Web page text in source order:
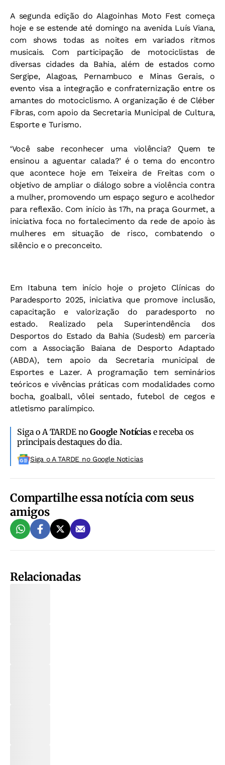
A segunda edição do Alagoinhas Moto Fest começa
hoje e se estende até domingo na avenida Luís Viana,
com shows todas as noites em variados ritmos
musicais. Com participação de motociclistas de
diversas cidades da Bahia, além de estados como
Sergipe, Alagoas, Pernambuco e Minas Gerais, o
evento visa a integração e confraternização entre os
amantes do motociclismo. A organização é de Cléber
Fibras, com apoio da Secretaria Municipal de Cultura,
Esporte e Turismo.
‘Você sabe reconhecer uma violência? Quem te
ensinou a aguentar calada?’ é o tema do encontro
que acontece hoje em Teixeira de Freitas com o
objetivo de ampliar o diálogo sobre a violência contra
a mulher, promovendo um espaço seguro e acolhedor
para reflexão. Com início às 17h, na praça Gourmet, a
iniciativa foca no fortalecimento da rede de apoio às
mulheres em situação de risco, combatendo o
silêncio e o preconceito.
Em Itabuna tem início hoje o projeto Clínicas do
Paradesporto 2025, iniciativa que promove inclusão,
capacitação e valorização do paradesporto no
estado. Realizado pela Superintendência dos
Desportos do Estado da Bahia (Sudesb) em parceria
com a Associação Baiana de Desporto Adaptado
(ABDA), tem apoio da Secretaria municipal de
Esportes e Lazer. A programação tem seminários
teóricos e vivências práticas com modalidades como
bocha, goalball, vôlei sentado, futebol de cegos e
atletismo paralímpico.
Siga o A TARDE noGoogle Notíciase receba os
principais destaques do dia.
Siga o A TARDE no Google Noticias
Compartilhe essa notícia com seus
amigos
Relacionadas